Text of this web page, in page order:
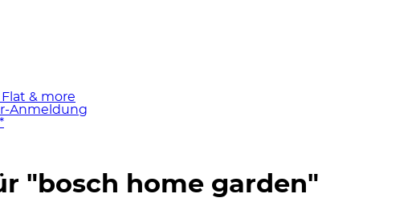
& more
Anmeldung
"bosch home garden"